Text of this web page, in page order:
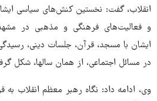
انقلاب، گفت: نخستین کنش‌های سیاسی
و فعالیت‌های فرهنگی و مذهبی در
ایشان با مسجد، قرآن، جلسات دینی،
در مسائل اجتماعی، از همان سالها، شکل
وی، ادامه داد: نگاه رهبر معظم انقلاب